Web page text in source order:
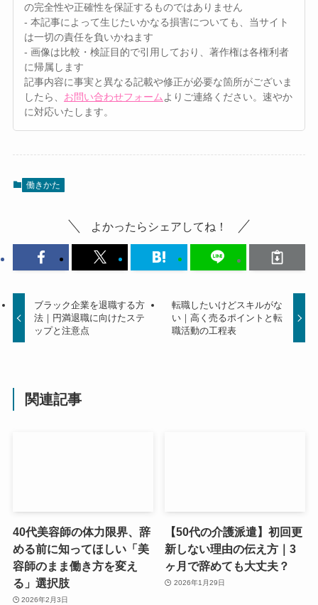
の完全性や正確性を保証するものではありません
- 本記事によって生じたいかなる損害についても、当サイト
は一切の責任を負いかねます
- 画像は比較・検証目的で引用しており、著作権は各権利者
に帰属します
記事内容に事実と異なる記載や修正が必要な箇所がございま
したら、 お問い合わせフォーム よりご連絡ください。速やか
に対応いたします。
働きかた
よかったらシェアしてね！
ブラック企業を退職する方
法｜円満退職に向けたステ
ップと注意点
転職したいけどスキルがな
い｜高く売るポイントと転
職活動の工程表
関連記事
40代美容師の体力限界、辞
める前に知ってほしい「美
容師のまま働き方を変え
る」選択肢
2026年2月3日
【50代の介護派遣】初回更
新しない理由の伝え方｜3
ヶ月で辞めても大丈夫？
2026年1月29日